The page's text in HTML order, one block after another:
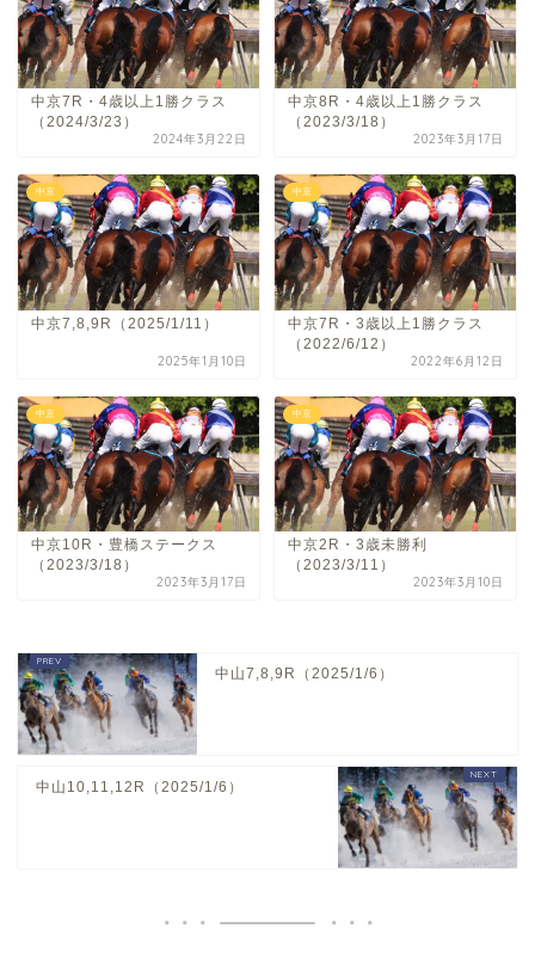
中京7R・4歳以上1勝クラス
（2024/3/23）
2024年3月22日
中京8R・4歳以上1勝クラス
（2023/3/18）
2023年3月17日
中京
中京7,8,9R（2025/1/11）
2025年1月10日
中京
中京7R・3歳以上1勝クラス
（2022/6/12）
2022年6月12日
中京
中京10R・豊橋ステークス
（2023/3/18）
2023年3月17日
中京
中京2R・3歳未勝利
（2023/3/11）
2023年3月10日
中山7,8,9R（2025/1/6）
中山10,11,12R（2025/1/6）